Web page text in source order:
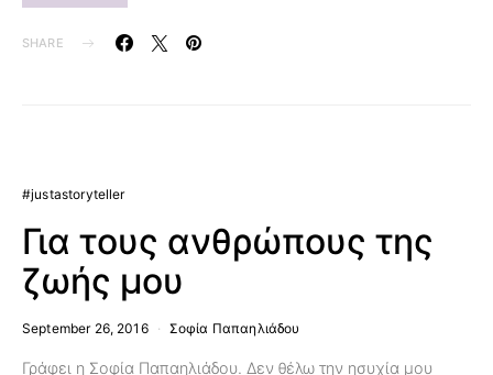
SHARE
#justastoryteller
Για τους ανθρώπους της
ζωής μου
September 26, 2016 Σοφία Παπαηλιάδου
Γράφει η Σοφία Παπαηλιάδου. Δεν θέλω την ησυχία μου